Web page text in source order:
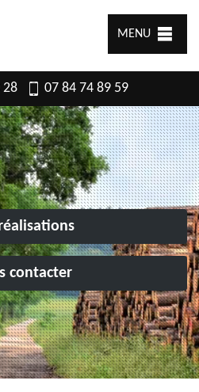
MENU
28 07 84 74 89 59
contacter